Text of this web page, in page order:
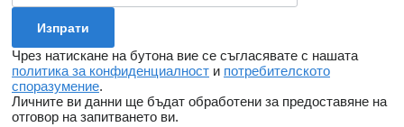
Чрез натискане на бутона вие се съгласявате с нашата
политика за конфиденциалност и потребителското
споразумение.
Личните ви данни ще бъдат обработени за предоставяне на
отговор на запитването ви.